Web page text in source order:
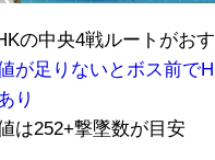
の中央4戦ルートがお
が足りないとボス前で
り
は252+撃墜数が目安